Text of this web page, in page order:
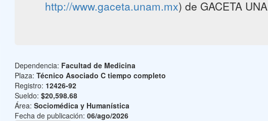
http://www.gaceta.unam.mx) de GACETA
Dependencia: Facultad de Medicina
Plaza: Técnico Asociado C tiempo completo
Registro: 12426-92
Sueldo: $20,598.68
Área: Sociomédica y Humanística
Fecha de publicación: 06/ago/2026